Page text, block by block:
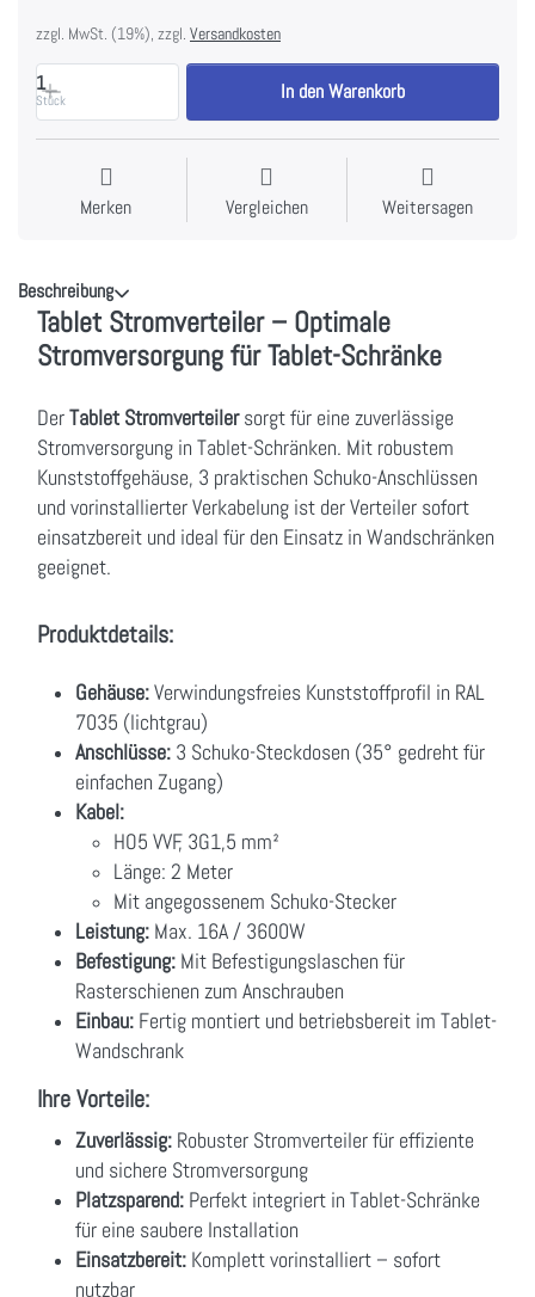
zzgl. MwSt. (19%), zzgl. Versandkosten
1
Stück In den Warenkorb
Merken Vergleichen Weitersagen
Beschreibung
Tablet Stromverteiler – Optimale
Stromversorgung für Tablet-Schränke
DerTablet Stromverteilersorgt für eine zuverlässige
Stromversorgung in Tablet-Schränken. Mit robustem
Kunststoffgehäuse, 3 praktischen Schuko-Anschlüssen
und vorinstallierter Verkabelung ist der Verteiler sofort
einsatzbereit und ideal für den Einsatz in Wandschränken
geeignet.
Produktdetails:
Gehäuse:Verwindungsfreies Kunststoffprofil in RAL
7035 (lichtgrau)
Anschlüsse: 3 Schuko-Steckdosen (35° gedreht für
einfachen Zugang)
Kabel:
HO5 VVF, 3G1,5 mm²
Länge: 2 Meter
Mit angegossenem Schuko-Stecker
Leistung: Max. 16A / 3600W
Befestigung: Mit Befestigungslaschen für
Rasterschienen zum Anschrauben
Einbau: Fertig montiert und betriebsbereit im Tablet-
Wandschrank
Ihre Vorteile:
Zuverlässig: Robuster Stromverteiler für effiziente
und sichere Stromversorgung
Platzsparend: Perfekt integriert in Tablet-Schränke
für eine saubere Installation
Einsatzbereit: Komplett vorinstalliert – sofort
nutzbar